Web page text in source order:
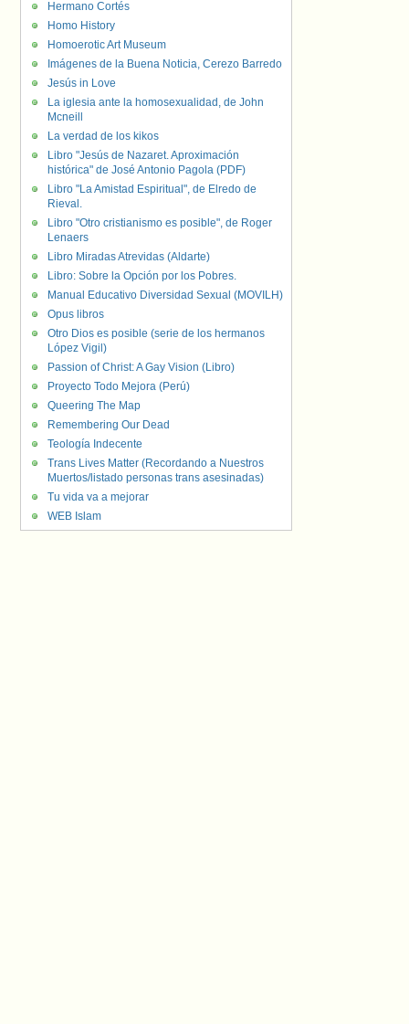
Hermano Cortés
Homo History
Homoerotic Art Museum
Imágenes de la Buena Noticia, Cerezo Barredo
Jesús in Love
La iglesia ante la homosexualidad, de John
Mcneill
La verdad de los kikos
Libro "Jesús de Nazaret. Aproximación
histórica" de José Antonio Pagola (PDF)
Libro "La Amistad Espiritual", de Elredo de
Rieval.
Libro "Otro cristianismo es posible", de Roger
Lenaers
Libro Miradas Atrevidas (Aldarte)
Libro: Sobre la Opción por los Pobres.
Manual Educativo Diversidad Sexual (MOVILH)
Opus libros
Otro Dios es posible (serie de los hermanos
López Vigil)
Passion of Christ: A Gay Vision (Libro)
Proyecto Todo Mejora (Perú)
Queering The Map
Remembering Our Dead
Teología Indecente
Trans Lives Matter (Recordando a Nuestros
Muertos/listado personas trans asesinadas)
Tu vida va a mejorar
WEB Islam